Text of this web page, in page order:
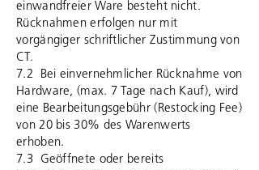
einwandfreier Ware besteht nicht.
Rücknahmen erfolgen nur mit
vorgängiger schriftlicher Zustimmung von
CT.
7.2 Bei einvernehmlicher Rücknahme von
Hardware, (max. 7 Tage nach Kauf), wird
eine Bearbeitungsgebühr (Restocking Fee)
von 20 bis 30% des Warenwerts
erhoben.
7.3 Geöffnete oder bereits